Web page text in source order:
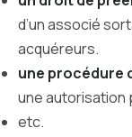
d’un associé
acquéreurs.
une procédure
une autorisation
etc.